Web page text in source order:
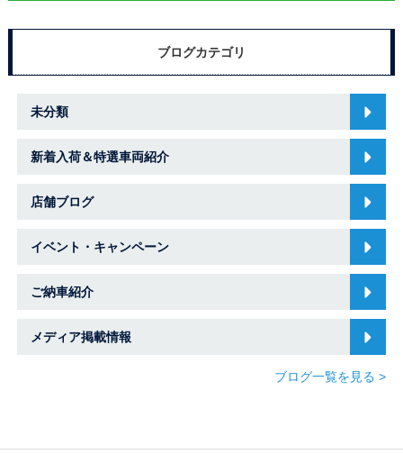
ブログカテゴリ
未分類
新着入荷＆特選車両紹介
店舗ブログ
イベント・キャンペーン
ご納車紹介
メディア掲載情報
ブログ一覧を見る >